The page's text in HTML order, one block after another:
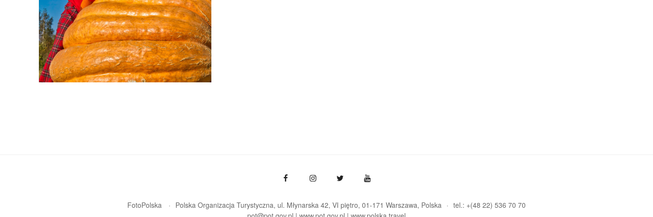
FotoPolska Polska Organizacja Turystyczna, ul. Młynarska 42, VI piętro, 01-171 Warszawa Polska
tel.: +(48 22) 536 70 70